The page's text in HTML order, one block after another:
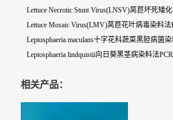
Lettuce Necrotic Stunt Virus(LNSV)莴苣坏死矮
Lettuce Mosaic Virus(LMV)莴苣花叶病毒染料法
Leptosphaeria maculans十字花科蔬菜黑胫病菌
Leptosphaeria lindquistii向日葵黑茎病染料法
相关产品：